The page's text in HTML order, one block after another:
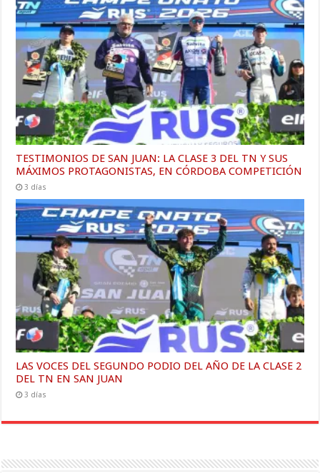
TESTIMONIOS DE SAN JUAN: LA CLASE 3 DEL TN Y SUS
MÁXIMOS PROTAGONISTAS, EN CÓRDOBA COMPETICIÓN
3 días
LAS VOCES DEL SEGUNDO PODIO DEL AÑO DE LA CLASE 2
DEL TN EN SAN JUAN
3 días